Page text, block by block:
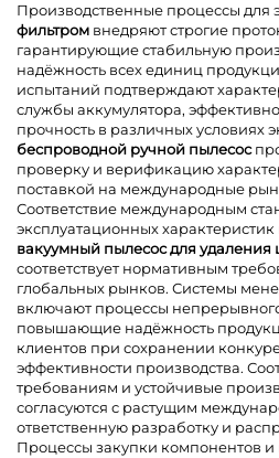
Производственные процессы для
фильтром внедряют строгие
гарантирующие стабильную
надёжность всех единиц
испытаний подтверждают
службы аккумулятора,
прочность в различных условиях
беспроводной ручной пылесос
проверку и верификацию
поставкой на международные
Соответствие международным
эксплуатационных характеристик
вакуумный пылесос для
соответствует нормативным
глобальных рынков. Системы
включают процессы
повышающие надёжность
клиентов при сохранении
эффективности производства.
требованиям и устойчивые
согласуются с растущим
ответственную разработку и
Процессы закупки компонентов